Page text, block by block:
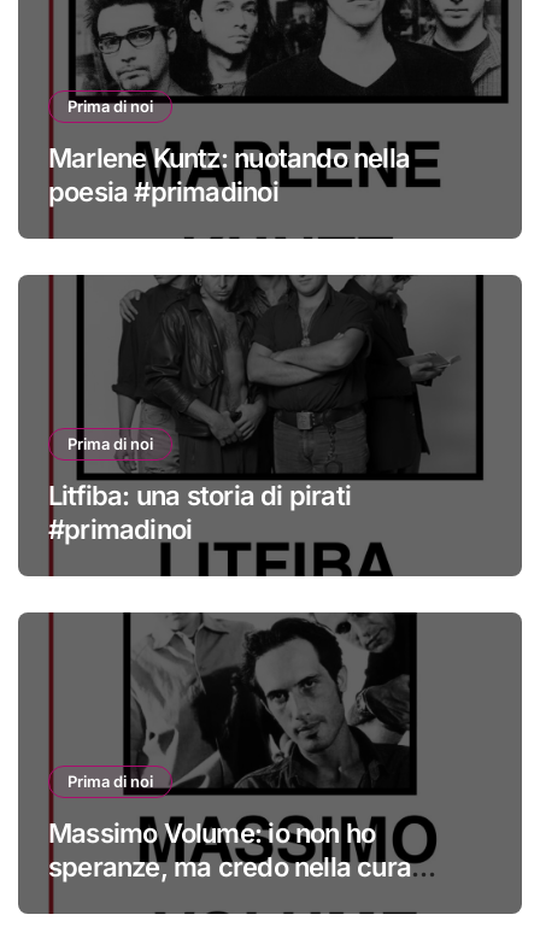
Prima di noi
Marlene Kuntz: nuotando nella
poesia #primadinoi
Prima di noi
Litfiba: una storia di pirati
#primadinoi
Prima di noi
Massimo Volume: io non ho
speranze, ma credo nella cura